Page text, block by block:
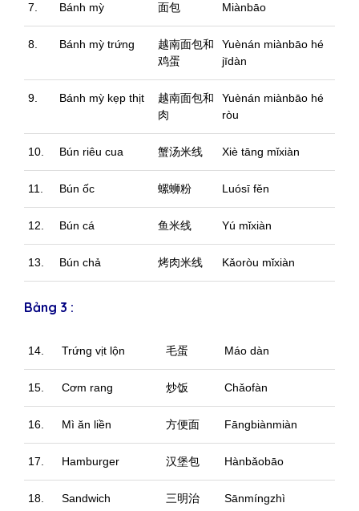
7. Bánh mỳ 面包 Miànbāo
8. Bánh mỳ trứng
越南面包和
鸡蛋
Yuènán miànbāo hé
jīdàn
9. Bánh mỳ kẹp thịt
越南面包和
肉
Yuènán miànbāo hé
ròu
10. Bún riêu cua 蟹汤米线 Xiè tāng mǐxiàn
11. Bún ốc 螺蛳粉 Luósī fěn
12. Bún cá 鱼米线 Yú mǐxiàn
13. Bún chả 烤肉米线 Kǎoròu mǐxiàn
Bảng 3 :
14. Trứng vịt lộn 毛蛋 Máo dàn
15. Cơm rang 炒饭 Chǎofàn
16. Mì ăn liền 方便面 Fāngbiànmiàn
17. Hamburger 汉堡包 Hànbǎobāo
18. Sandwich 三明治 Sānmíngzhì